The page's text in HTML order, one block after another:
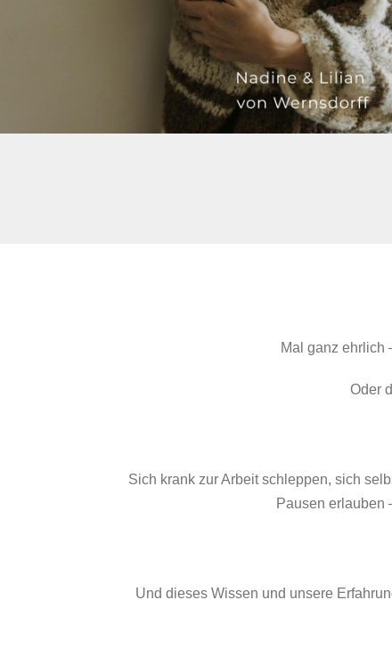
Mal ganz ehrlich
Oder
Sich krank zur Arbeit schleppen, sich
Pausen erlauben
Und dieses Wissen und unsere